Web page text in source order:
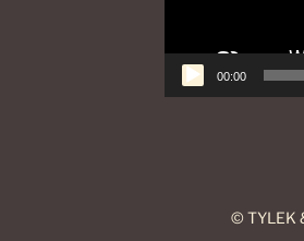
00:00
© TYLEK